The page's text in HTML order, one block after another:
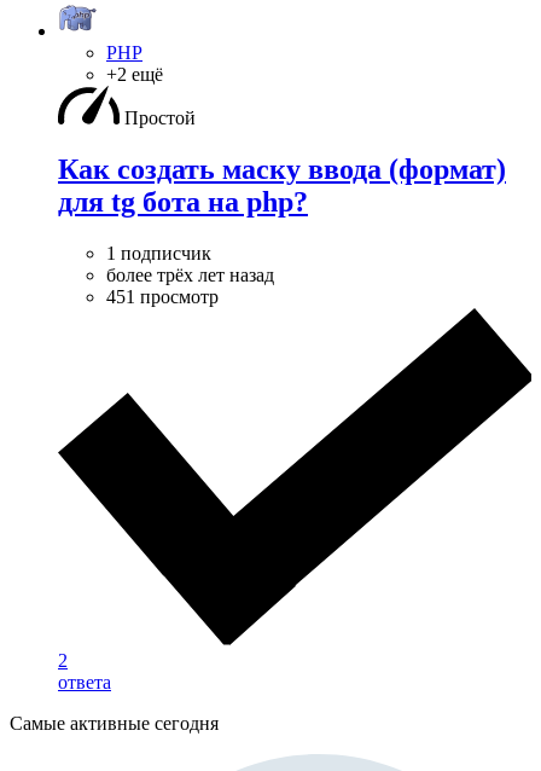
PHP
+2 ещё
Простой
Как создать маску ввода (формат)
для tg бота на php?
1 подписчик
более трёх лет назад
451 просмотр
2
ответа
Самые активные сегодня